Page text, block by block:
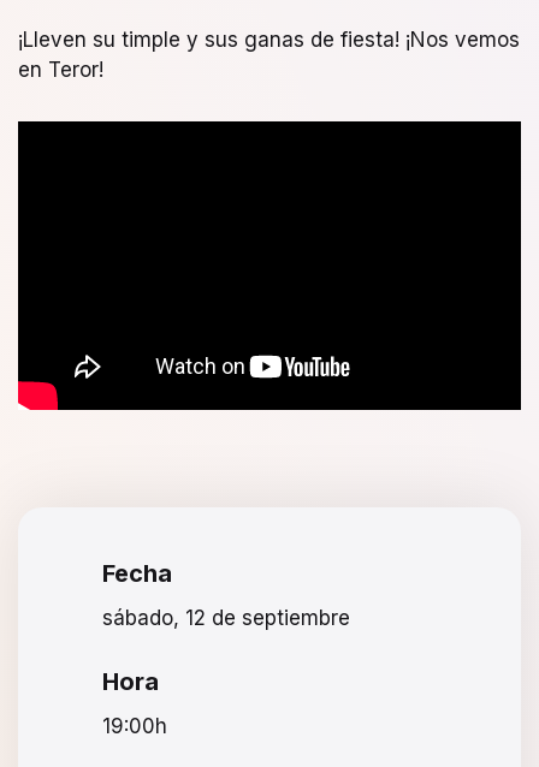
¡Lleven su timple y sus ganas de fiesta! ¡Nos vemos
en Teror!
Fecha
sábado, 12 de septiembre
Hora
19:00h